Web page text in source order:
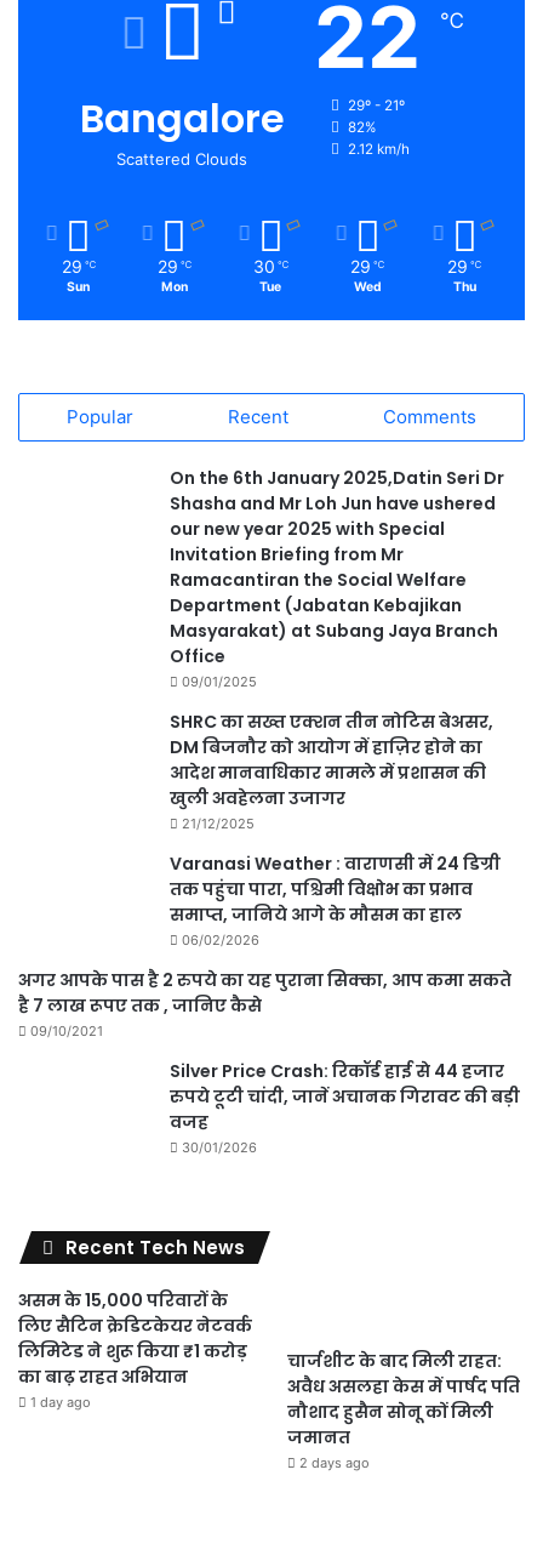
Bangalore
Scattered Clouds
22 ℃
29º - 21º
82%
2.12 km/h
29 ℃
Sun
29 ℃
Mon
30 ℃
Tue
29 ℃
Wed
29 ℃
Thu
Popular Recent Comments
On the 6th January 2025,Datin Seri Dr
Shasha and Mr Loh Jun have ushered
our new year 2025 with Special
Invitation Briefing from Mr
Ramacantiran the Social Welfare
Department (Jabatan Kebajikan
Masyarakat) at Subang Jaya Branch
Office
09/01/2025
SHRC का सख्त एक्शन तीन नोटिस बेअसर,
DM बिजनौर को आयोग में हाज़िर होने का
आदेश मानवाधिकार मामले में प्रशासन की
खुली अवहेलना उजागर
21/12/2025
Varanasi Weather : वाराणसी में 24 डिग्री
तक पहुंचा पारा, पश्चिमी विक्षोभ का प्रभाव
समाप्त, जानिये आगे के मौसम का हाल
06/02/2026
अगर आपके पास है 2 रुपये का यह पुराना सिक्का, आप कमा सकते
है 7 लाख रूपए तक , जानिए कैसे
09/10/2021
Silver Price Crash: रिकॉर्ड हाई से 44 हजार
रुपये टूटी चांदी, जानें अचानक गिरावट की बड़ी
वजह
30/01/2026
Recent Tech News
असम के 15,000 परिवारों के
लिए सैटिन क्रेडिटकेयर नेटवर्क
लिमिटेड ने शुरू किया ₹1 करोड़
का बाढ़ राहत अभियान
1 day ago
चार्जशीट के बाद मिली राहत:
अवैध असलहा केस में पार्षद पति
नौशाद हुसैन सोनू कों मिली
जमानत
2 days ago